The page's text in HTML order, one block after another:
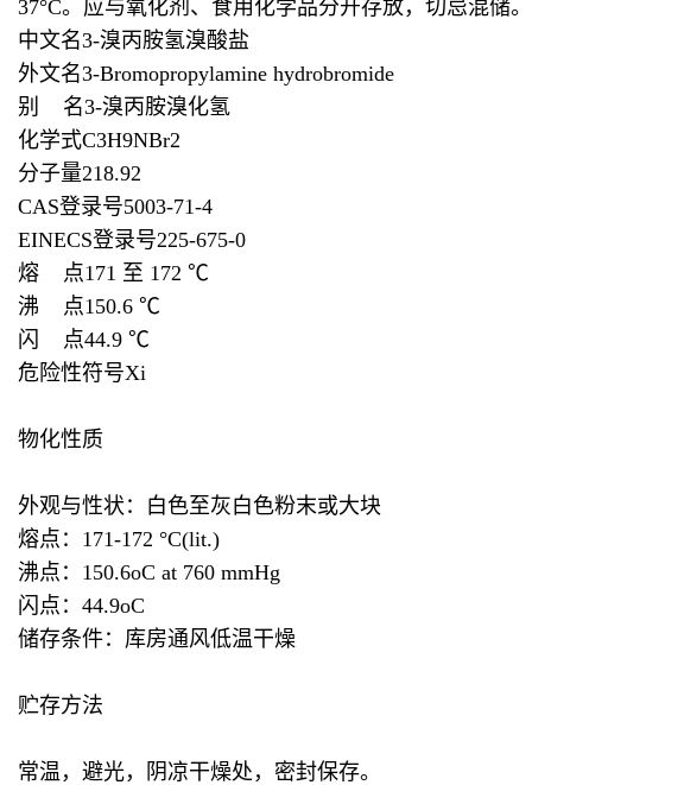
37°C。应与氧化剂、食用化学品分开存放，切忌混储。
中文名3-溴丙胺氢溴酸盐
外文名3-Bromopropylamine hydrobromide
别 名3-溴丙胺溴化氢
化学式C3H9NBr2
分子量218.92
CAS登录号5003-71-4
EINECS登录号225-675-0
熔 点171 至 172 ℃
沸 点150.6 ℃
闪 点44.9 ℃
危险性符号Xi
物化性质
外观与性状：白色至灰白色粉末或大块
熔点：171-172 °C(lit.)
沸点：150.6oC at 760 mmHg
闪点：44.9oC
储存条件：库房通风低温干燥
贮存方法
常温，避光，阴凉干燥处，密封保存。